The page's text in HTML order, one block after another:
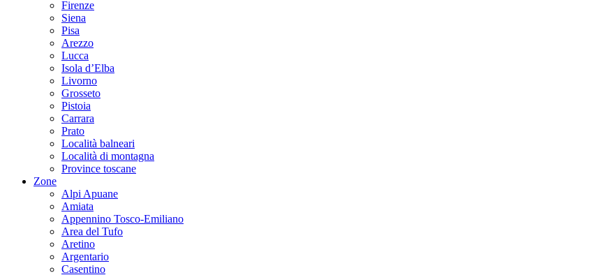
Firenze
Siena
Pisa
Arezzo
Lucca
Isola d’Elba
Livorno
Grosseto
Pistoia
Carrara
Prato
Località balneari
Località di montagna
Province toscane
Zone
Alpi Apuane
Amiata
Appennino Tosco-Emiliano
Area del Tufo
Aretino
Argentario
Casentino